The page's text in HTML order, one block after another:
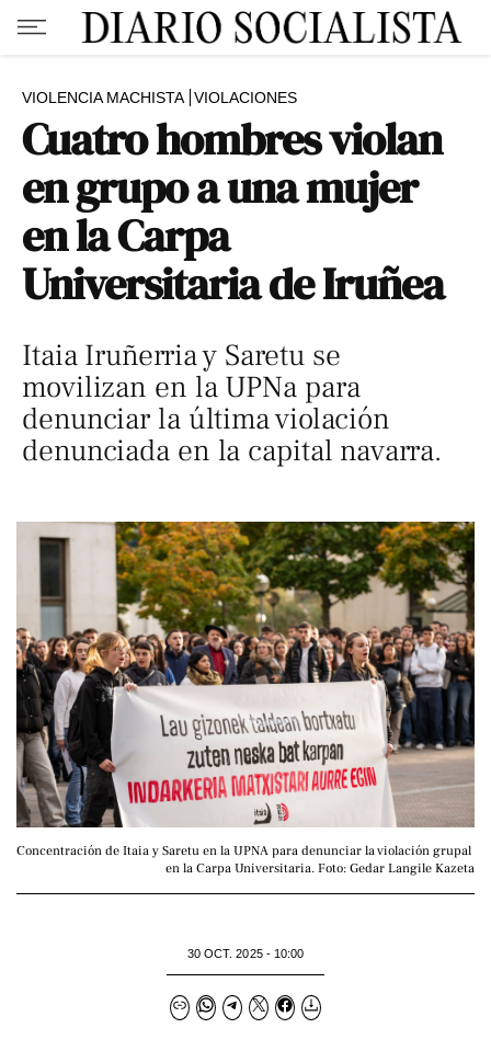
VIOLENCIA MACHISTA VIOLACIONES
Cuatro hombres violan
en grupo a una mujer
en la Carpa
Universitaria de Iruñea
Itaia Iruñerria y Saretu se
movilizan en la UPNa para
denunciar la última violación
denunciada en la capital navarra.
Concentración de Itaia y Saretu en la UPNA para denunciar la violación grupal
en la Carpa Universitaria. Foto: Gedar Langile Kazeta
30 OCT. 2025 - 10:00